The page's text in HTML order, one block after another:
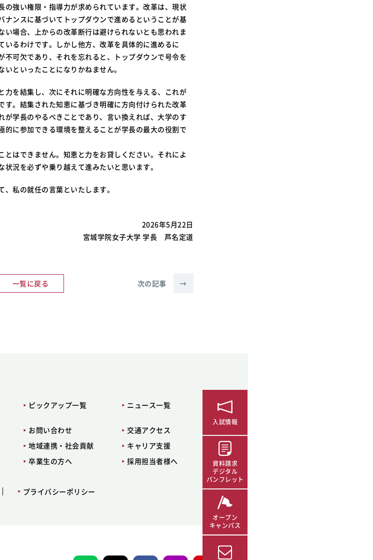
の強い権限・指導力が求められています。改革は、現状
ナンスに基づいてトップダウンで進めるということが基
場合、上からの改革断行は避けられないとも思われま
いるわけです。しかし他方、改革を具体的に進めるに
不可欠であり、それを忘れると、トップダウンで号令を
といったことになりかねません。
力を結集し、次にそれに明確な方向性を与える、これが
す。結集された知恵に基づき明確に方向付けられた改革
が学長のやるべきことであり、言い換えれば、大学のす
的に参加できる環境を整えることが学長の最大の役割で
はできません。知恵と力をお貸しください。それによ
況を必ずや乗り越えて進みたいと思います。
私の就任の言葉といたします。
2026年5月22日
宮城学院女子大学 学長 芦名定道
一覧に戻る 次の記事 →
ピックアップ一覧 ニュース一覧
お問い合わせ
交通アクセス
地域連携・社会貢献
キャリア支援
卒業生の方へ 採用担当者様へ
プライバシーポリシー
入試情報
資料請求
デジタル
パンフレット
オープン
キャンパス